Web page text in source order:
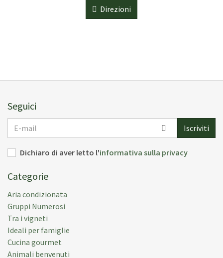
Direzioni
Seguici
mail
Iscriviti
Dichiaro di aver letto l'informativa sulla privacy
Categorie
Aria condizionata
Gruppi Numerosi
Tra i vigneti
Ideali per famiglie
Cucina gourmet
Animali benvenuti